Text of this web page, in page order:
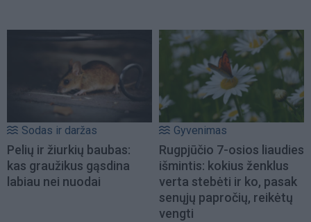
Sodas ir daržas
Pelių ir žiurkių baubas:
kas graužikus gąsdina
labiau nei nuodai
Gyvenimas
Rugpjūčio 7-osios liaudies
išmintis: kokius ženklus
verta stebėti ir ko, pasak
senųjų papročių, reikėtų
vengti